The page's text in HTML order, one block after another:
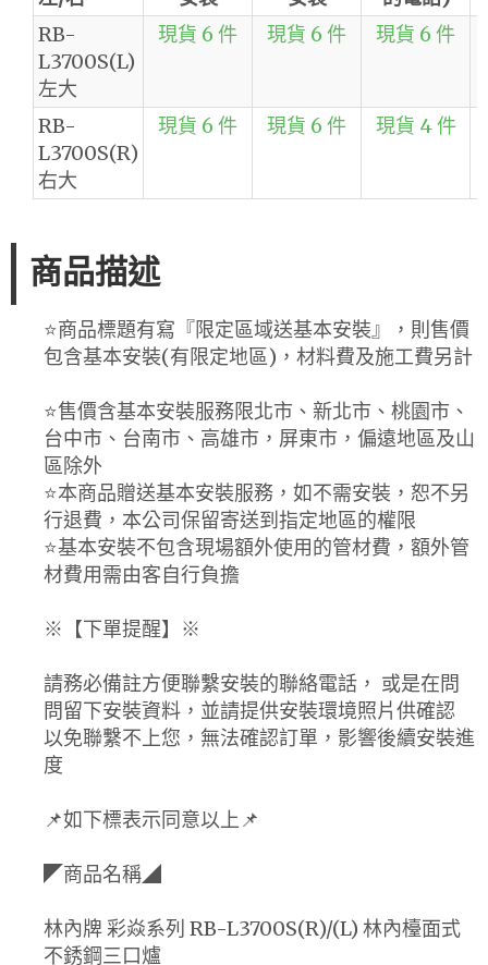
RB-
L3700S(L)
左大
現貨 6 件 現貨 6 件 現貨 6 件
RB-
L3700S(R)
右大
現貨 6 件 現貨 6 件 現貨 4 件
商品描述
⭐️商品標題有寫『限定區域送基本安裝』，則售價
包含基本安裝(有限定地區)，材料費及施工費另計
⭐️售價含基本安裝服務限北市、新北市、桃園市、
台中市、台南市、高雄市，屏東市，偏遠地區及山
區除外
⭐️本商品贈送基本安裝服務，如不需安裝，恕不另
行退費，本公司保留寄送到指定地區的權限
⭐️基本安裝不包含現場額外使用的管材費，額外管
材費用需由客自行負擔
※【下單提醒】※
請務必備註方便聯繫安裝的聯絡電話， 或是在問
問留下安裝資料，並請提供安裝環境照片供確認
以免聯繫不上您，無法確認訂單，影響後續安裝進
度
📌如下標表示同意以上📌
◤商品名稱◢
林內牌 彩焱系列 RB-L3700S(R)/(L) 林內檯面式
不銹鋼三口爐